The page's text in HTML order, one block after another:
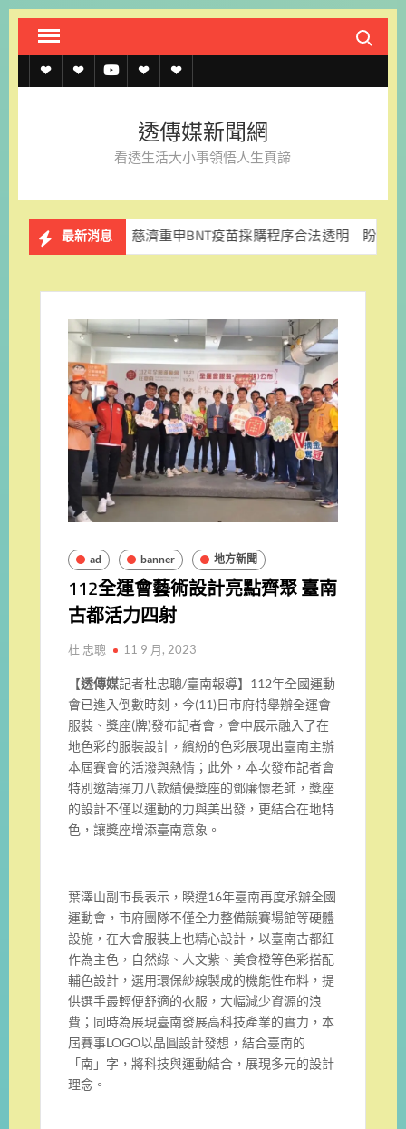
Skip
content
Search
透
約
透
上
記
單
透 聯
我
官
LINE
透傳媒新聞網
看透生活大小事領悟人生真諦
最新消息
慈濟重申BNT疫苗採購程序合法透明 盼司法釐清真相
ad banner 地方新聞
112全運會藝術設計亮點齊聚 臺南
古都活力四射
杜 忠聰 11 9 月, 2023
【透傳媒記者杜忠聰/臺南報導】112年全國運動
會已進入倒數時刻，今(11)日市府特舉辦全運會
服裝、獎座(牌)發布記者會，會中展示融入了在
地色彩的服裝設計，繽紛的色彩展現出臺南主辦
本屆賽會的活潑與熱情；此外，本次發布記者會
特別邀請操刀八款績優獎座的鄧廉懷老師，獎座
的設計不僅以運動的力與美出發，更結合在地特
色，讓獎座增添臺南意象。
葉澤山副市長表示，睽違16年臺南再度承辦全國
運動會，市府團隊不僅全力整備競賽場館等硬體
設施，在大會服裝上也精心設計，以臺南古都紅
作為主色，自然綠、人文紫、美食橙等色彩搭配
輔色設計，選用環保紗線製成的機能性布料，提
供選手最輕便舒適的衣服，大幅減少資源的浪
費；同時為展現臺南發展高科技產業的實力，本
屆賽事LOGO以晶圓設計發想，結合臺南的
「南」字，將科技與運動結合，展現多元的設計
理念。